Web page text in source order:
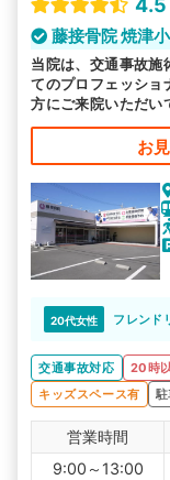
4.5
藤接骨院 焼津
当院は、交通事故施
てのプロフェッショ
方にご来院いただい
も、まずはお気軽に
お
20代女性 フレンド
交通事故対応 20時
キッズスペース有
営業時間
9:00～13:00